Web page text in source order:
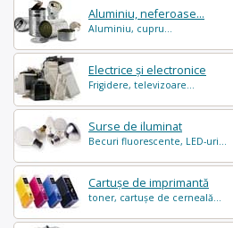
Aluminiu, neferoase...
Aluminiu, cupru...
Electrice și electronice
Frigidere, televizoare...
Surse de iluminat
Becuri fluorescente, LED-uri...
Cartușe de imprimantă
toner, cartușe de cerneală...